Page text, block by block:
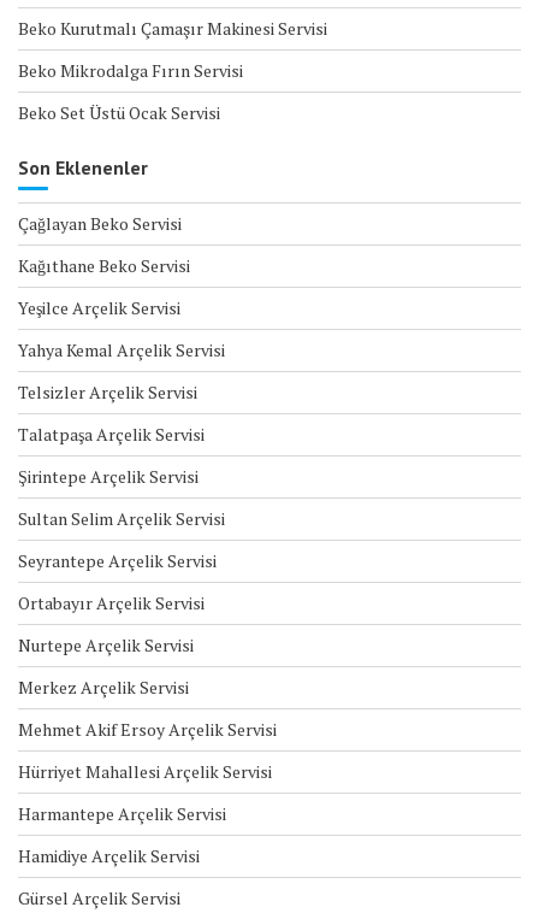
Beko Kurutmalı Çamaşır Makinesi Servisi
Beko Mikrodalga Fırın Servisi
Beko Set Üstü Ocak Servisi
Son Eklenenler
Çağlayan Beko Servisi
Kağıthane Beko Servisi
Yeşilce Arçelik Servisi
Yahya Kemal Arçelik Servisi
Telsizler Arçelik Servisi
Talatpaşa Arçelik Servisi
Şirintepe Arçelik Servisi
Sultan Selim Arçelik Servisi
Seyrantepe Arçelik Servisi
Ortabayır Arçelik Servisi
Nurtepe Arçelik Servisi
Merkez Arçelik Servisi
Mehmet Akif Ersoy Arçelik Servisi
Hürriyet Mahallesi Arçelik Servisi
Harmantepe Arçelik Servisi
Hamidiye Arçelik Servisi
Gürsel Arçelik Servisi